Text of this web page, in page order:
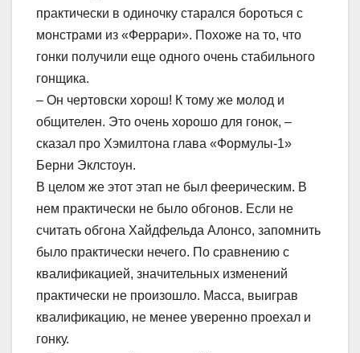
практически в одиночку старался бороться с
монстрами из «Феррари». Похоже на то, что
гонки получили еще одного очень стабильного
гонщика.
– Он чертовски хорош! К тому же молод и
общителен. Это очень хорошо для гонок, –
сказал про Хэмилтона глава «Формулы-1»
Берни Эклстоун.
В целом же этот этап не был феерическим. В
нем практически не было обгонов. Если не
считать обгона Хайдфельда Алонсо, запомнить
было практически нечего. По сравнению с
квалификацией, значительных изменений
практически не произошло. Масса, выиграв
квалификацию, не менее уверенно проехал и
гонку.